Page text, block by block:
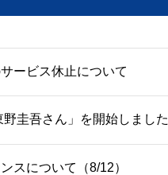
ービス休止について
圭吾さん」を開始しました
スについて（8/12）